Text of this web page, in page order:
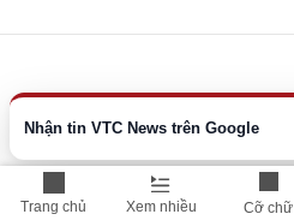
Trang chủ Xem nhiều Cỡ chữ
Nhận tin VTC News trên Google